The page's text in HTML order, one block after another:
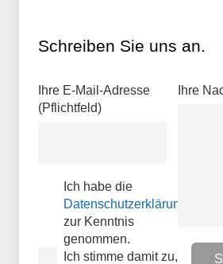
Schreiben Sie uns an.
Ihre E-Mail-Adresse
(Pflichtfeld)
Ich habe die
Datenschutzerklärungen
zur Kenntnis
genommen.
Ich stimme damit zu,
Ihre